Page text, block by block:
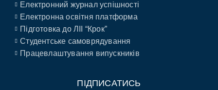
Електронний журнал успішності
Електронна освітня платформа
Підготовка до ЛІІ “Крок”
Студентське самоврядування
Працевлаштування випускників
ПІДПИСАТИСЬ